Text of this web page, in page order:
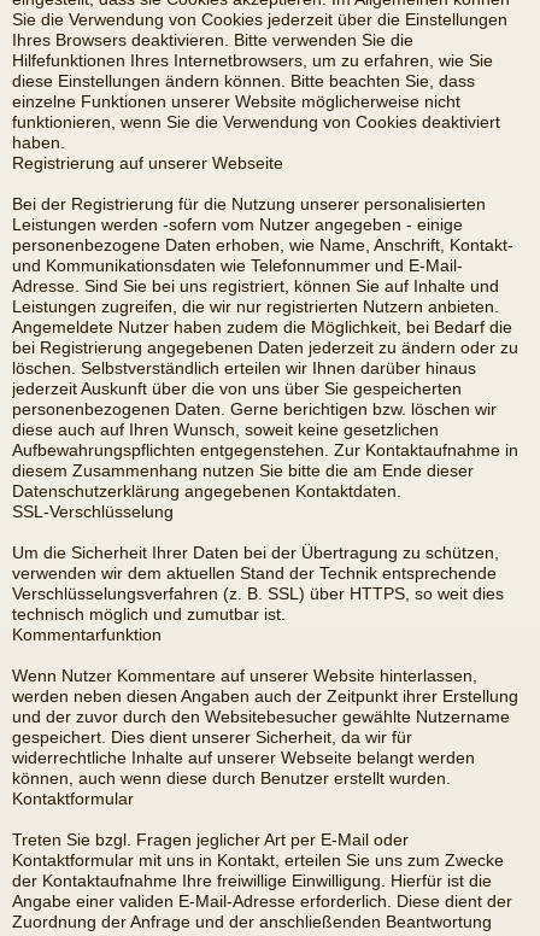
Sie die Verwendung von Cookies jederzeit über die Einstellungen
Ihres Browsers deaktivieren. Bitte verwenden Sie die
Hilfefunktionen Ihres Internetbrowsers, um zu erfahren, wie Sie
diese Einstellungen ändern können. Bitte beachten Sie, dass
einzelne Funktionen unserer Website möglicherweise nicht
funktionieren, wenn Sie die Verwendung von Cookies deaktiviert
haben.
Registrierung auf unserer Webseite
Bei der Registrierung für die Nutzung unserer personalisierten
Leistungen werden -sofern vom Nutzer angegeben - einige
personenbezogene Daten erhoben, wie Name, Anschrift, Kontakt-
und Kommunikationsdaten wie Telefonnummer und E-Mail-
Adresse. Sind Sie bei uns registriert, können Sie auf Inhalte und
Leistungen zugreifen, die wir nur registrierten Nutzern anbieten.
Angemeldete Nutzer haben zudem die Möglichkeit, bei Bedarf die
bei Registrierung angegebenen Daten jederzeit zu ändern oder zu
löschen. Selbstverständlich erteilen wir Ihnen darüber hinaus
jederzeit Auskunft über die von uns über Sie gespeicherten
personenbezogenen Daten. Gerne berichtigen bzw. löschen wir
diese auch auf Ihren Wunsch, soweit keine gesetzlichen
Aufbewahrungspflichten entgegenstehen. Zur Kontaktaufnahme in
diesem Zusammenhang nutzen Sie bitte die am Ende dieser
Datenschutzerklärung angegebenen Kontaktdaten.
SSL-Verschlüsselung
Um die Sicherheit Ihrer Daten bei der Übertragung zu schützen,
verwenden wir dem aktuellen Stand der Technik entsprechende
Verschlüsselungsverfahren (z. B. SSL) über HTTPS, so weit dies
technisch möglich und zumutbar ist.
Kommentarfunktion
Wenn Nutzer Kommentare auf unserer Website hinterlassen,
werden neben diesen Angaben auch der Zeitpunkt ihrer Erstellung
und der zuvor durch den Websitebesucher gewählte Nutzername
gespeichert. Dies dient unserer Sicherheit, da wir für
widerrechtliche Inhalte auf unserer Webseite belangt werden
können, auch wenn diese durch Benutzer erstellt wurden.
Kontaktformular
Treten Sie bzgl. Fragen jeglicher Art per E-Mail oder
Kontaktformular mit uns in Kontakt, erteilen Sie uns zum Zwecke
der Kontaktaufnahme Ihre freiwillige Einwilligung. Hierfür ist die
Angabe einer validen E-Mail-Adresse erforderlich. Diese dient der
Zuordnung der Anfrage und der anschließenden Beantwortung